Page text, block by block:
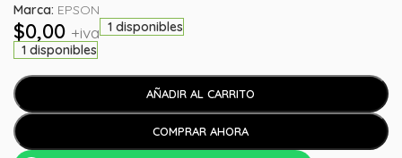
Marca: EPSON
$0,00 +iva 1 disponibles
1 disponibles
AÑADIR AL CARRITO
COMPRAR AHORA